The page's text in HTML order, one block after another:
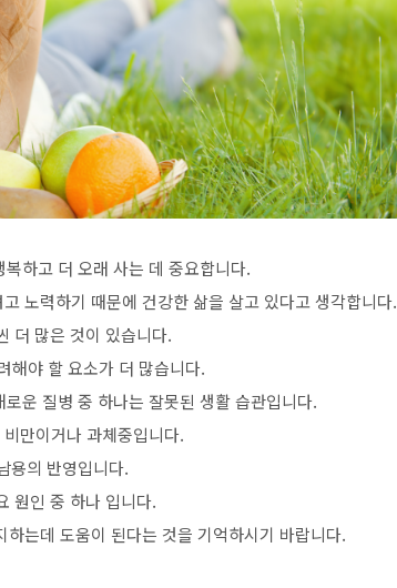
하고 더 오래 사는 데 중요합니다.
노력하기 때문에 건강한 삶을 살고 있다고 생각합니다.
더 많은 것이 있습니다.
해야 할 요소가 더 많습니다.
운 질병 중 하나는 잘못된 생활 습관입니다.
만이거나 과체중입니다.
용의 반영입니다.
원인 중 하나 입니다.
는데 도움이 된다는 것을 기억하시기 바랍니다.